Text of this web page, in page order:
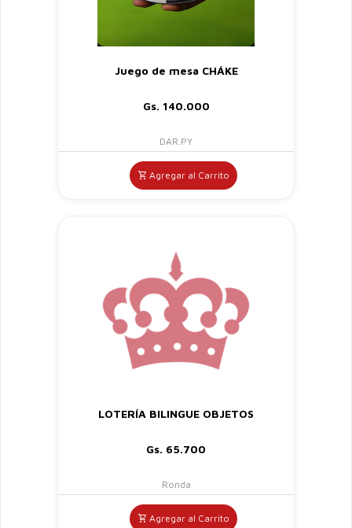
Juego de mesa CHÁKE
Gs. 140.000
DAR.PY
Agregar al Carrito
LOTERÍA BILINGUE OBJETOS
Gs. 65.700
Ronda
Agregar al Carrito